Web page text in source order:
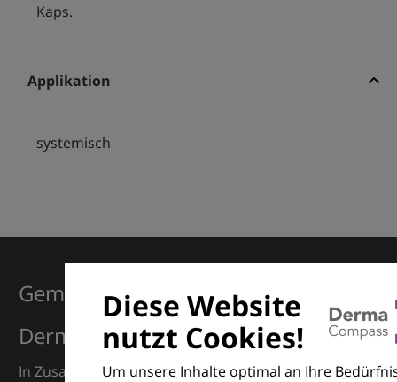
Kaps.
Applikation
systemisch
Diese Website
nutzt Cookies!
Um unsere Inhalte optimal an Ihre
Gemeinsam für Exzellenz in der
Dermatologie
In Zusammenarbeit mit dem European Dermatology